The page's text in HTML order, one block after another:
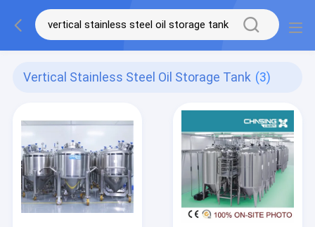
Vertical Stainless Steel Oil Storage Tank (3)